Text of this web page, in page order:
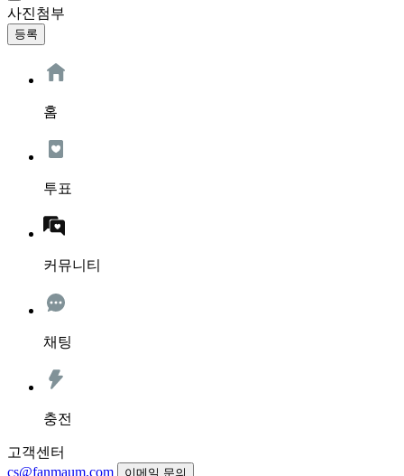
사진첨부
등록
홈
투표
커뮤니티
채팅
충전
고객센터
cs@fanmaum.com
이메일 문의